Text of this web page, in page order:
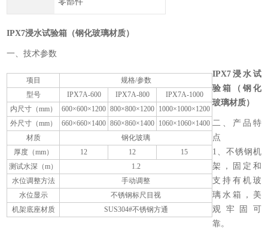
IPX7浸水试验箱（钢化玻璃材质）
一、技术参数
项目
规格/参数
型号
IPX7A-600 IPX7A-800
IPX7A-1000
内尺寸（mm）
600×600×1200 800×800×1200 1000×1000×1200
外尺寸（mm）
660×660×1400 860×860×1400 1060×1060×1400
材质
钢化玻璃
厚度（mm）
12 12
15
测试水深（m）
1.2
水位调整方法
手动调整
水位显示
不锈钢标尺目视
机架底座材质
SUS304#不锈钢方通
IPX7浸水试
验箱（钢化
玻璃材质）
二、产品特
点
1、不锈钢机
架，固定和
支持有机玻
璃水箱，美
观牢固可
靠。